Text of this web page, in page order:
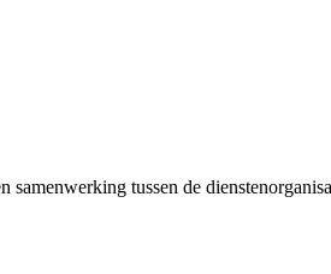
samenwerking tussen de